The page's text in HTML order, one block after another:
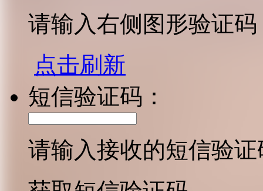
请输入右侧图形验证码
点击刷新
短信验证码：
请输入接收的短信验证